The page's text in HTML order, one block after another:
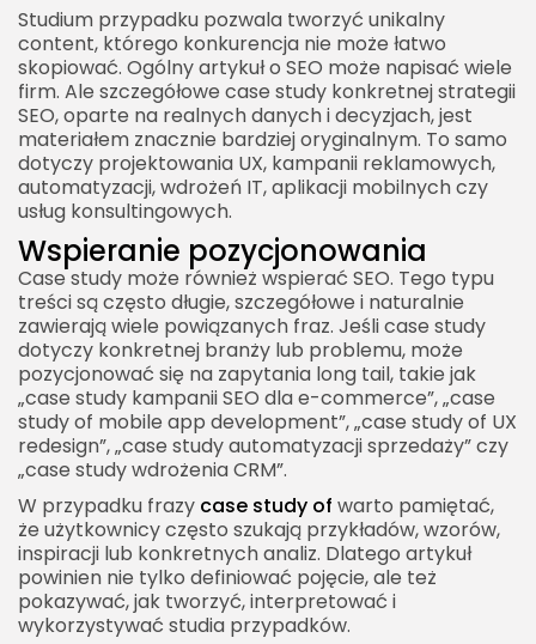
Studium przypadku pozwala tworzyć unikalny
content, którego konkurencja nie może łatwo
skopiować. Ogólny artykuł o SEO może napisać wiele
firm. Ale szczegółowe case study konkretnej strategii
SEO, oparte na realnych danych i decyzjach, jest
materiałem znacznie bardziej oryginalnym. To samo
dotyczy projektowania UX, kampanii reklamowych,
automatyzacji, wdrożeń IT, aplikacji mobilnych czy
usług konsultingowych.
Wspieranie pozycjonowania
Case study może również wspierać SEO. Tego typu
treści są często długie, szczegółowe i naturalnie
zawierają wiele powiązanych fraz. Jeśli case study
dotyczy konkretnej branży lub problemu, może
pozycjonować się na zapytania long tail, takie jak
„case study kampanii SEO dla e-commerce”, „case
study of mobile app development”, „case study of UX
redesign”, „case study automatyzacji sprzedaży” czy
„case study wdrożenia CRM”.
W przypadku frazy case study of warto pamiętać,
że użytkownicy często szukają przykładów, wzorów,
inspiracji lub konkretnych analiz. Dlatego artykuł
powinien nie tylko definiować pojęcie, ale też
pokazywać, jak tworzyć, interpretować i
wykorzystywać studia przypadków.